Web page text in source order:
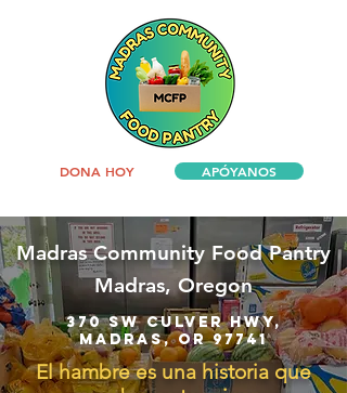
APÓYANOS
DONA HOY
Madras Community Food Pantry
Madras, Oregon
370 SW Culver Hwy,
Madras, OR 97741
El hambre es una historia que